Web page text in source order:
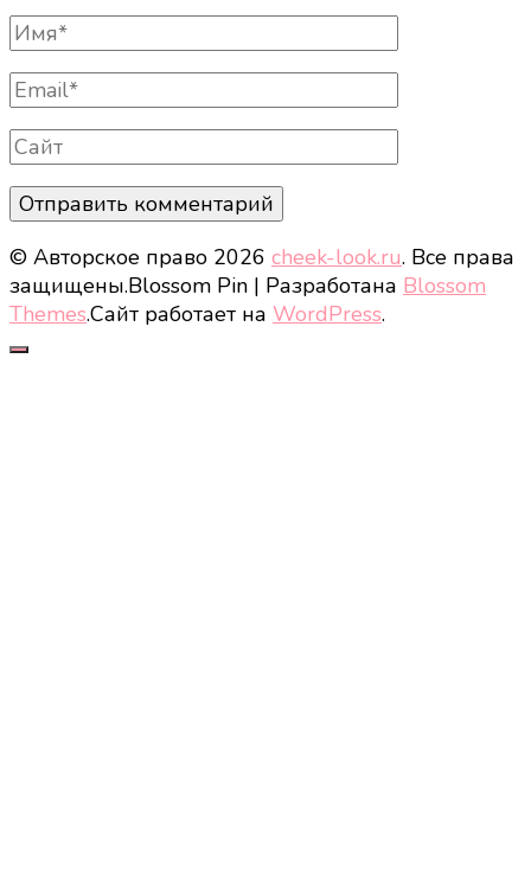
Полное
Имя
Email
Сайт
© Авторское право 2026 cheek-look.ru. Все права
защищены.Blossom Pin | Разработана Blossom
Themes.Сайт работает на WordPress.